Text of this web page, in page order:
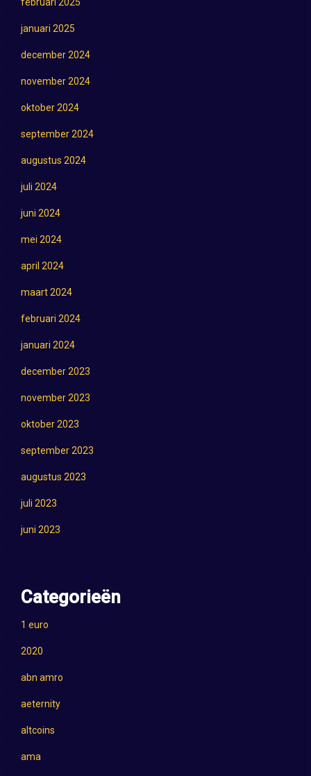
januari 2025
december 2024
november 2024
oktober 2024
september 2024
augustus 2024
juli 2024
juni 2024
mei 2024
april 2024
maart 2024
februari 2024
januari 2024
december 2023
november 2023
oktober 2023
september 2023
augustus 2023
juli 2023
juni 2023
Categorieën
1 euro
2020
abn amro
aeternity
altcoins
ama